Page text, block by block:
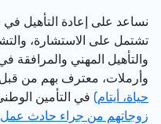
نساعد على إعادة التأهيل في
تشتمل على الاستشارة،
والتأهيل المهني والمرافقة
وأرملات، معترف بهم من قبل
حياة، أيتام)في التأمين
زوجاتهم من جراء حادث عمل،